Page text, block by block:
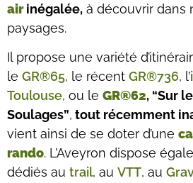
airinégalée, à découvrir dans
paysages.
Il propose une variété
le GR®65, le récent GR®736, l’
Toulouse, ou le GR®62, “Sur
Soulages”, tout récemment
vient ainsi de se doter d’une
rando. L’Aveyron dispose
dédiés au trail, au VTT, au